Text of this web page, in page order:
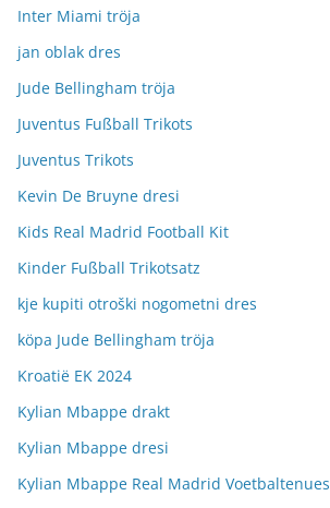
Inter Miami tröja
jan oblak dres
Jude Bellingham tröja
Juventus Fußball Trikots
Juventus Trikots
Kevin De Bruyne dresi
Kids Real Madrid Football Kit
Kinder Fußball Trikotsatz
kje kupiti otroški nogometni dres
köpa Jude Bellingham tröja
Kroatië EK 2024
Kylian Mbappe drakt
Kylian Mbappe dresi
Kylian Mbappe Real Madrid Voetbaltenues